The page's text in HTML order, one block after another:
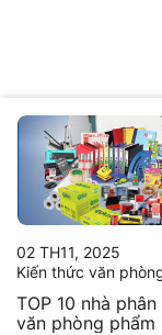
02 TH11, 2025
Kiến thức văn
TOP 10 nhà
văn phòng phẩm